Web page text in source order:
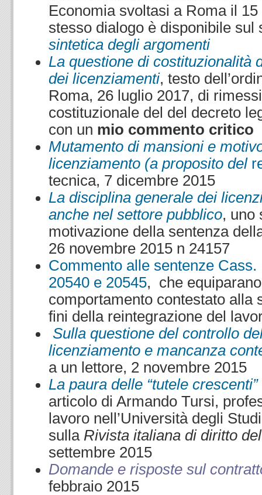
Economia svoltasi a Roma il
stesso dialogo è disponibile sul
sintetica degli argomenti
La questione di costituzionalità
dei licenziamenti, testo
Roma, 26 luglio 2017, di
costituzionale del del decreto
con un mio commento critico
Mutamento di mansioni e
licenziamento (a proposito del
tecnica, 7 dicembre 2015
La disciplina generale dei
anche nel settore pubblico, uno
motivazione della sentenza
26 novembre 2015 n 24157
Commento alle sentenze Cass.
20540 e 20545, che
comportamento contestato alla
fini della reintegrazione del
Sulla questione del controllo
licenziamento e mancanza
a un lettore, 2 novembre 2015
La paura delle “tutele
articolo di Armando Tursi,
lavoro nell’Università degli
sulla Rivista italiana di diritto
settembre 2015
Domande e risposte sul
febbraio 2015